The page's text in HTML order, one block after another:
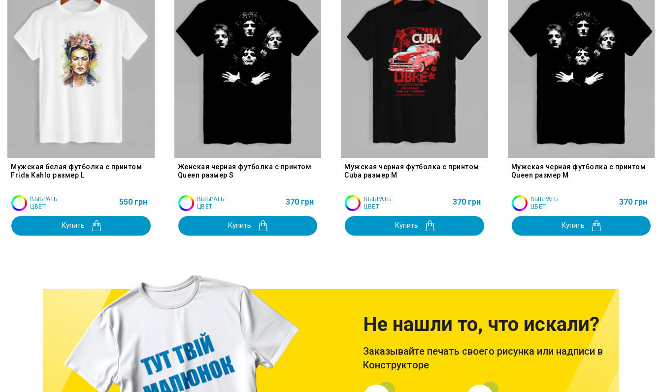
Мужская белая футболка с принтом
Frida Kahlo размер L
ВЫБРАТЬ
ЦВЕТ
550 грн
Купить
Женская черная футболка с принтом
Queen размер S
ВЫБРАТЬ
ЦВЕТ
370 грн
Купить
Мужская черная футболка с принтом
Cuba размер M
ВЫБРАТЬ
ЦВЕТ
370 грн
Купить
Мужская черная футболка с принтом
Queen размер M
ВЫБРАТЬ
ЦВЕТ
370 грн
Купить
Не нашли то, что искали?
Заказывайте печать своего рисунка или надписи в
Конструкторе